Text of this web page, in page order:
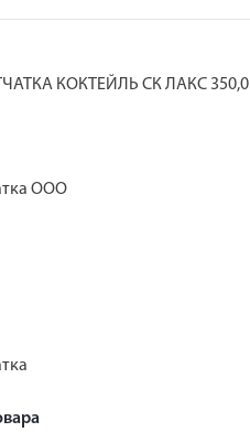
КОКТЕЙЛЬ СК ЛАКС 350,0
ООО